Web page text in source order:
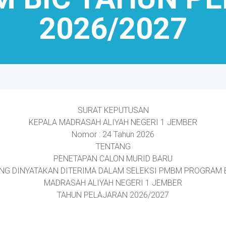
2026/2027
SURAT KEPUTUSAN
KEPALA MADRASAH ALIYAH NEGERI 1 JEMBER
Nomor : 24 Tahun 2026
TENTANG
PENETAPAN CALON MURID BARU
DINYATAKAN DITERIMA DALAM SELEKSI PMBM PROGRAM
MADRASAH ALIYAH NEGERI 1 JEMBER
TAHUN PELAJARAN 2026/2027